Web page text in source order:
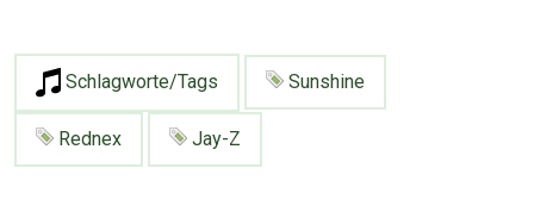
Schlagworte/Tags Sunshine
Rednex Jay-Z